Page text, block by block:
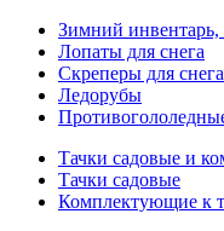
Зимний инвентарь,
Лопаты для снега
Скреперы для снега
Ледорубы
Тачки садовые и
Тачки садовые
Комплектующие к